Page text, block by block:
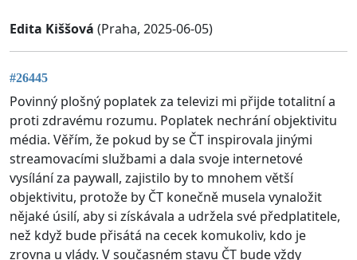
Edita Kiššová (Praha, 2025-06-05)
#26445
Povinný plošný poplatek za televizi mi přijde totalitní a
proti zdravému rozumu. Poplatek nechrání objektivitu
média. Věřím, že pokud by se ČT inspirovala jinými
streamovacími službami a dala svoje internetové
vysílání za paywall, zajistilo by to mnohem větší
objektivitu, protože by ČT konečně musela vynaložit
nějaké úsilí, aby si získávala a udržela své předplatitele,
než když bude přisátá na cecek komukoliv, kdo je
zrovna u vlády. V současném stavu ČT bude vždy